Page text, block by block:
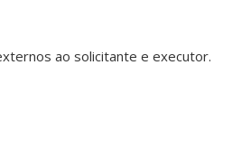
ao solicitante e executor.